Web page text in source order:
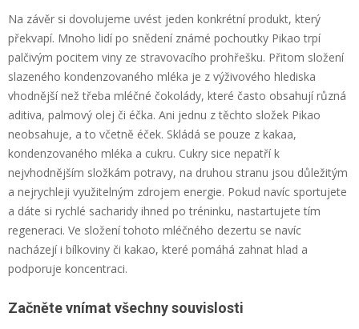
Na závěr si dovolujeme uvést jeden konkrétní produkt, který
překvapí. Mnoho lidí po snědení známé pochoutky Pikao trpí
palčivým pocitem viny ze stravovacího prohřešku. Přitom složení
slazeného kondenzovaného mléka je z výživového hlediska
vhodnější než třeba mléčné čokolády, které často obsahují různá
aditiva, palmový olej či éčka. Ani jednu z těchto složek Pikao
neobsahuje, a to včetně éček. Skládá se pouze z kakaa,
kondenzovaného mléka a cukru. Cukry sice nepatří k
nejvhodnějším složkám potravy, na druhou stranu jsou důležitým
a nejrychleji využitelným zdrojem energie. Pokud navíc sportujete
a dáte si rychlé sacharidy ihned po tréninku, nastartujete tím
regeneraci. Ve složení tohoto mléčného dezertu se navíc
nacházejí i bílkoviny či kakao, které pomáhá zahnat hlad a
podporuje koncentraci.
Začněte vnímat všechny souvislosti